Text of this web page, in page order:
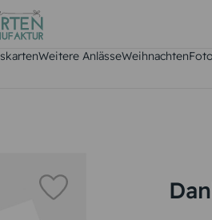
Weitere AnlässeWeihnachten